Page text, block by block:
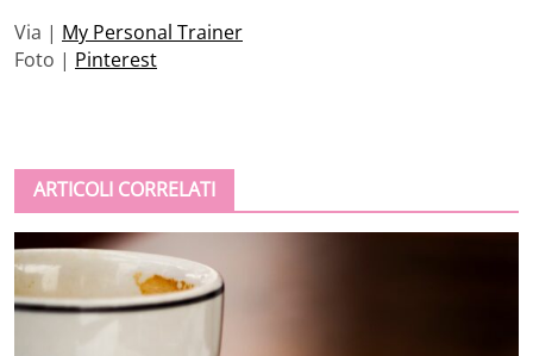
Via | My Personal Trainer
Foto | Pinterest
ARTICOLI CORRELATI